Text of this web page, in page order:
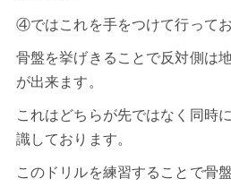
④ではこれを手をつけて行ってお
骨盤を挙げきることで反対側は
が出来ます。
これはどちらが先ではなく同時
識しております。
このドリルを練習することで骨